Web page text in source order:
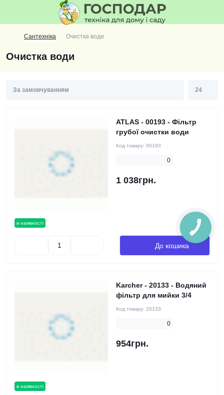
Сантехніка Очистка води
Очистка води
в наявності
ATLAS - 00193 - Фільтр
грубої очистки води
Код товару: 00193
0
1 038грн.
До кошика
в наявності
Karcher - 20133 - Водяний
фільтр для мийки 3/4
Код товару: 20133
0
954грн.